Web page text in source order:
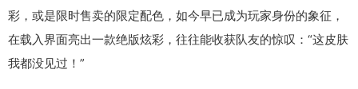
彩，或是限时售卖的限定配色，如今早已成为玩家身份的象征，
在载入界面亮出一款绝版炫彩，往往能收获队友的惊叹：“这皮肤
我都没见过！”